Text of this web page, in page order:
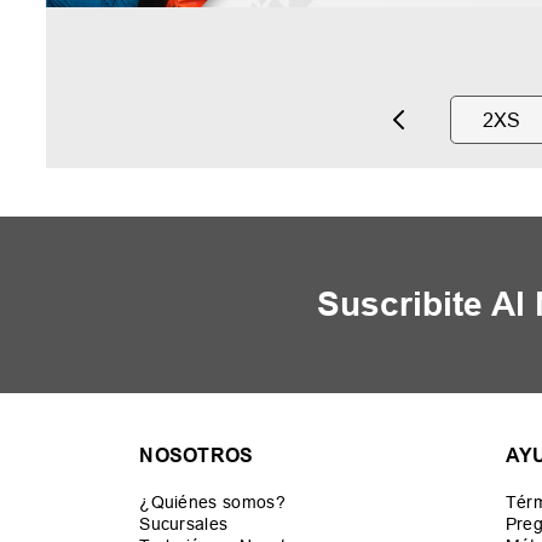
2XS
Suscribite Al
NOSOTROS
¿Quiénes somos?
Sucursales